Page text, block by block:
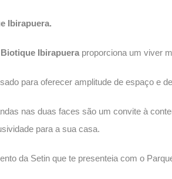
Ibirapuera.
Biotique Ibirapuera proporciona um viver
para oferecer amplitude de espaço e
nas duas faces são um convite à
para a sua casa.
da Setin que te presenteia com o